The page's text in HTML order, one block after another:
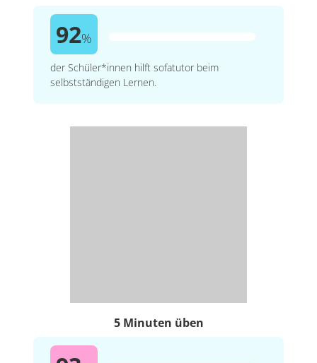
92%
der Schüler*innen hilft sofatutor beim
selbstständigen Lernen.
5 Minuten üben